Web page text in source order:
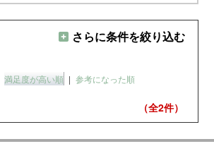
さらに条件を絞り込む
満足度が高い順 | 参考になった順
（全2件）